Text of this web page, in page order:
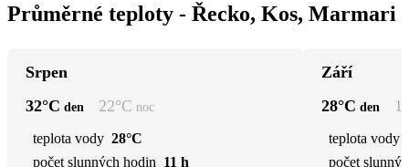
Průměrné teploty - Řecko, Kos, Marmari
Srpen
32°C den 22°C noc
teplota vody 28°C
počet slunných hodin 11 h
Září
28°C den
teplota vody
počet